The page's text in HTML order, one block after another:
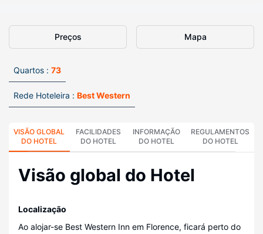
Preços Mapa
Quartos : 73
Rede Hoteleira : Best Western
VISÃO GLOBAL
DO HOTEL
FACILIDADES
DO HOTEL
INFORMAÇÃO
DO HOTEL
REGULAMENTOS
DO HOTEL
Visão global do Hotel
Localização
Ao alojar-se Best Western Inn em Florence, ficará perto do